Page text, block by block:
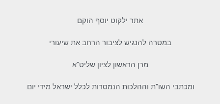
אתר ילקוט יוסף הוקם
במטרה להנגיש לציבור הרחב את שיעורי
מרן הראשון לציון שליט"א
ומכתבי השו"ת וההלכות הנמסרות לכלל ישראל מידי יום.